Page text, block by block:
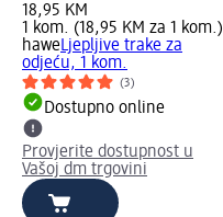
18,95 KM
1 kom. (18,95 KM za 1 kom.)
haweLjepljive trake za
odjeću, 1 kom.
(3)
Dostupno online
Provjerite dostupnost u
Vašoj dm trgovini